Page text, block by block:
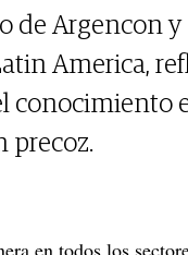
de Argencon
America,
conocimiento
precoz.